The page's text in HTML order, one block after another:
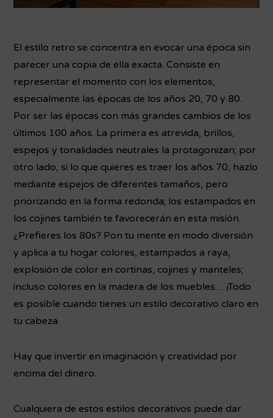
El estilo retro se concentra en evocar una época sin
parecer una copia de ella exacta. Consiste en
representar el momento con los elementos,
especialmente las épocas de los años 20, 70 y 80.
Por ser las épocas con más grandes cambios de los
últimos 100 años. La primera es atrevida, brillos,
espejos y tonalidades neutrales la protagonizan; por
otro lado, si lo que quieres es traer los años 70, hazlo
mediante espejos de diferentes tamaños, pero
priorizando en la forma redonda; los estampados en
los cojines también te favorecerán en esta misión.
¿Prefieres los 80s? Pon tu mente en modo diversión
y aplica a tu hogar colores, estampados a raya,
explosión de color en cortinas, cojines y manteles;
incluso colores en la madera de los muebles… ¡Todo
es posible cuando tienes un estilo decorativo claro en
tu cabeza.
Hay que invertir en imaginación y creatividad por
encima del dinero.
Cualquiera de estos estilos decorativos puede dar